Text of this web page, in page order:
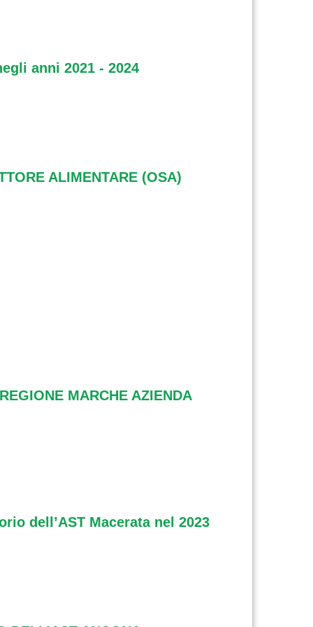
anni 2021 - 2024
ALIMENTARE (OSA)
MARCHE AZIENDA
dell’AST Macerata nel 2023